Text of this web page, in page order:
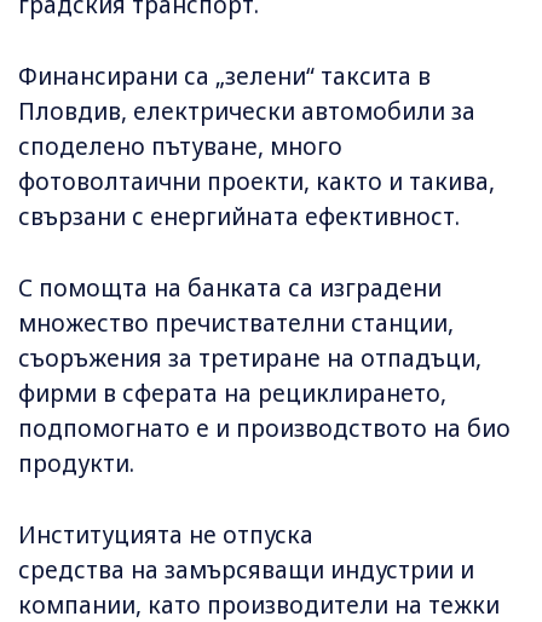
Финансирани са „зелени“ таксита в
Пловдив, електрически автомобили за
споделено пътуване, много
фотоволтаични проекти, както и такива,
свързани с енергийната ефективност.
С помощта на банката са изградени
множество пречиствателни станции,
съоръжения за третиране на отпадъци,
фирми в сферата на рециклирането,
подпомогнато е и производството на био
продукти.
Институцията не отпуска
средства на замърсяващи индустрии и
компании, като производители на тежки